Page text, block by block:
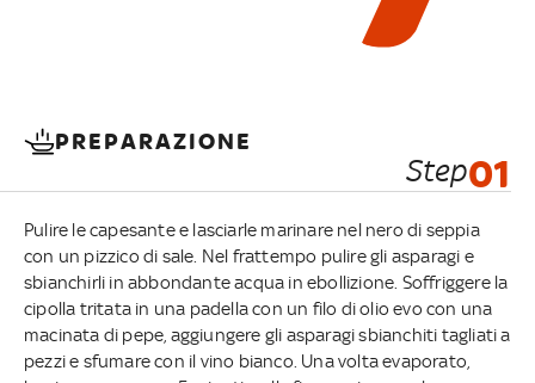
PREPARAZIONE
Step01
Pulire le capesante e lasciarle marinare nel nero di seppia
con un pizzico di sale. Nel frattempo pulire gli asparagi e
sbianchirli in abbondante acqua in ebollizione. Soffriggere la
cipolla tritata in una padella con un filo di olio evo con una
macinata di pepe, aggiungere gli asparagi sbianchiti tagliati a
pezzi e sfumare con il vino bianco. Una volta evaporato,